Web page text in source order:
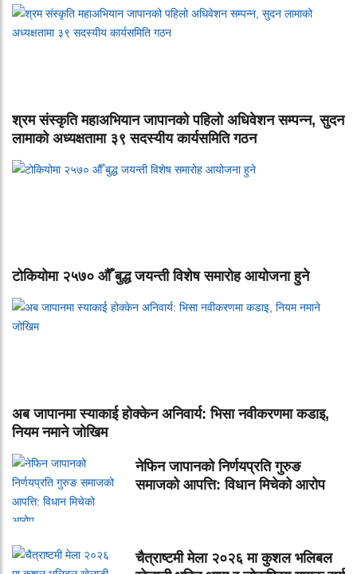
श्रम संस्कृति महाअभियान जापानको पहिलो अधिवेशन सम्पन्न, सुदन
लामाको अध्यक्षतामा ३९ सदस्यीय कार्यसमिति गठन
टोकियोमा २५७० औँ बुद्ध जयन्ती विशेष समारोह आयोजना हुने
अब जापानमा स्याकाई होक्केन अनिवार्य: भिसा नवीकरणमा कडाइ,
नियम नमाने जोखिम
नेफिन जापानको निर्णयप्रति गुरुङ
समाजको आपत्ति: विधान मिचेको आरोप
चैत्राष्टमी मेला २०२६ मा कुशल भलिबल